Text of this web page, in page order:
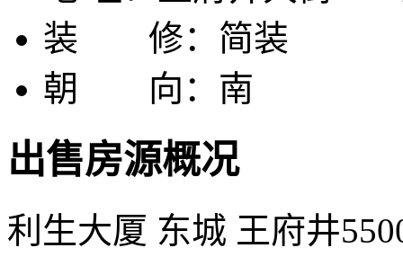
装 修： 简装
朝 向： 南
出售房源概况
利生大厦 东城 王府井